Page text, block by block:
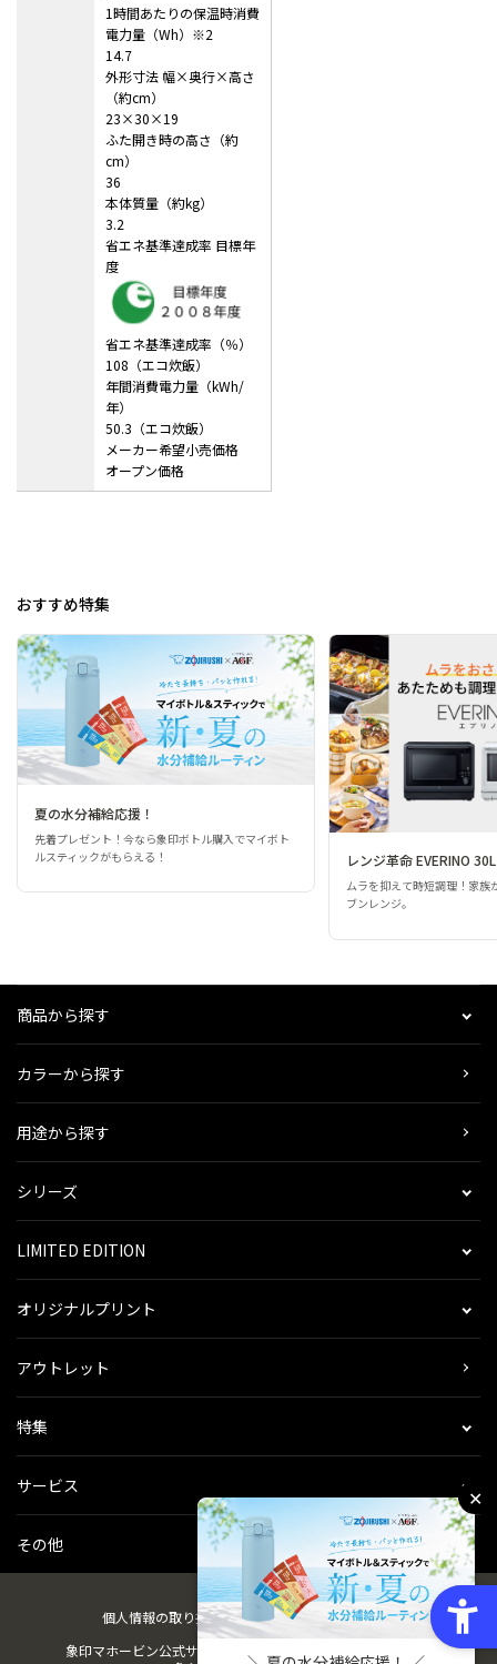
1時間あたりの保温時消費
電力量（Wh）※2
14.7
外形寸法 幅×奥行×高さ
（約cm）
23×30×19
ふた開き時の高さ（約
cm）
36
本体質量（約kg）
3.2
省エネ基準達成率 目標年
度
省エネ基準達成率（％）
108（エコ炊飯）
年間消費電力量（kWh/
年）
50.3（エコ炊飯）
メーカー希望小売価格
オープン価格
おすすめ特集
夏の水分補給応援！
先着プレゼント！今なら象印ボトル購入でマイボト
ルスティックがもらえる！
レンジ革命 EVERINO 30L
ムラを抑えて時短調理！家族
ブンレンジ。
商品から探す
カラーから探す
用途から探す
シリーズ
LIMITED EDITION
オリジナルプリント
アウトレット
特集
サービス
その他
個人情報の取り扱い会社概要ご利用規約会員規約
象印マホービン公式サイト
✕